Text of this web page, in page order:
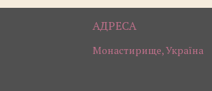
Монастирище, Україна